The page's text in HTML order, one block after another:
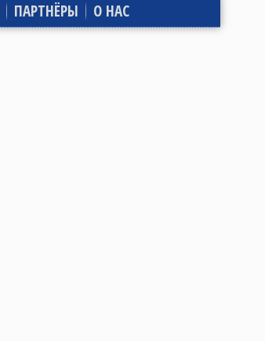
ПАРТНЁРЫ О НАС